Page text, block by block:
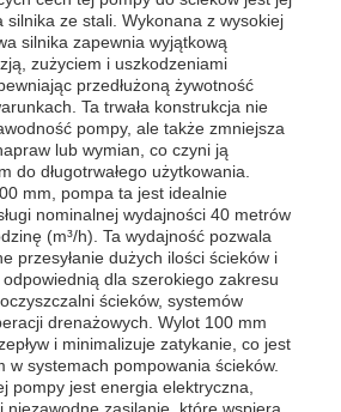
silnika ze stali. Wykonana z wysokiej
silnika zapewnia wyjątkową
zużyciem i uszkodzeniami
przedłużoną żywotność
Ta trwała konstrukcja nie
pompy, ale także zmniejsza
lub wymian, co czyni ją
do długotrwałego użytkowania.
mm, pompa ta jest idealnie
nominalnej wydajności 40 metrów
(m³/h). Ta wydajność pozwala
przesyłanie dużych ilości ścieków i
dla szerokiego zakresu
ścieków, systemów
drenażowych. Wylot 100 mm
i minimalizuje zatykanie, co jest
w systemach pompowania ścieków.
pompy jest energia elektryczna,
niezawodne zasilanie, które wspiera